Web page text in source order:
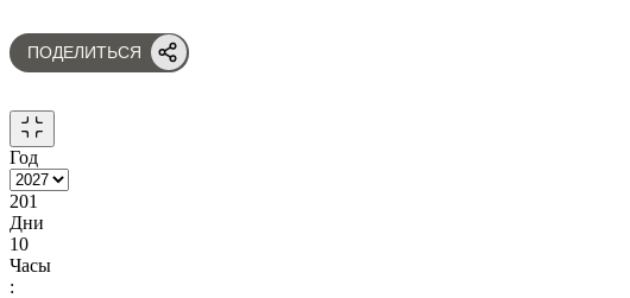
ПОДЕЛИТЬСЯ
Год
201
Дни
10
Часы
: